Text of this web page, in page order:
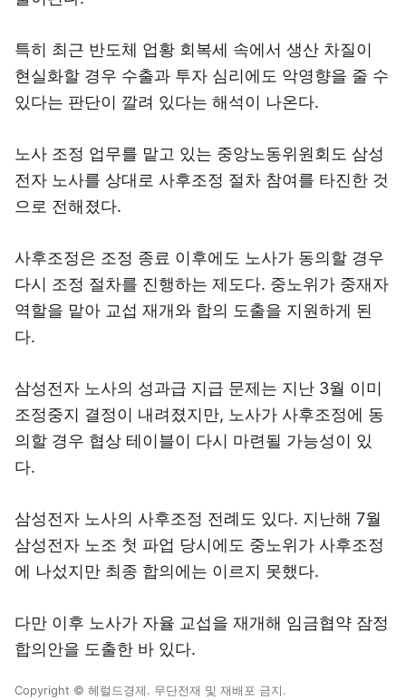
특히 최근 반도체 업황 회복세 속에서 생산 차질이
현실화할 경우 수출과 투자 심리에도 악영향을 줄 수
있다는 판단이 깔려 있다는 해석이 나온다.
노사 조정 업무를 맡고 있는 중앙노동위원회도 삼성
전자 노사를 상대로 사후조정 절차 참여를 타진한 것
으로 전해졌다.
사후조정은 조정 종료 이후에도 노사가 동의할 경우
다시 조정 절차를 진행하는 제도다. 중노위가 중재자
역할을 맡아 교섭 재개와 합의 도출을 지원하게 된
다.
삼성전자 노사의 성과급 지급 문제는 지난 3월 이미
조정중지 결정이 내려졌지만, 노사가 사후조정에 동
의할 경우 협상 테이블이 다시 마련될 가능성이 있
다.
삼성전자 노사의 사후조정 전례도 있다. 지난해 7월
삼성전자 노조 첫 파업 당시에도 중노위가 사후조정
에 나섰지만 최종 합의에는 이르지 못했다.
다만 이후 노사가 자율 교섭을 재개해 임금협약 잠정
합의안을 도출한 바 있다.
Copyright © 헤럴드경제. 무단전재 및 재배포 금지.